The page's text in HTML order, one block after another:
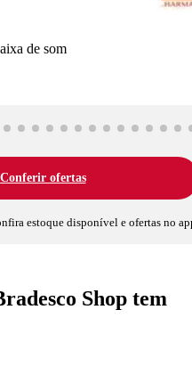
de som
Conferir ofertas
estoque disponível e ofertas no
Shop tem